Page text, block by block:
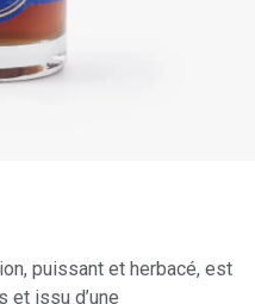
puissant et herbacé, est
et issu d’une